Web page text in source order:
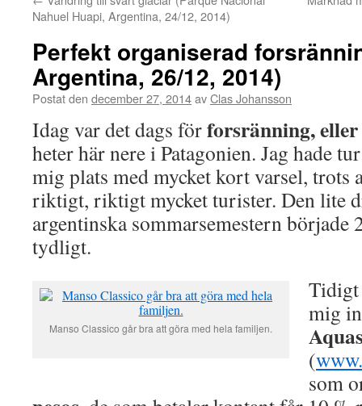
Nahuel Huapi, Argentina, 24/12, 2014)
Perfekt organiserad
Argentina, 26/12, 2014)
Postat den december 27, 2014avClas Johansson
Idag var det dags förforsränning,
heter här nere i Patagonien. Jag hade
mig plats med mycket kort varsel, trots
riktigt, riktigt mycket turister. Den lite
argentinska sommarsemestern började
tydligt.
Manso Classico går bra att göra med hela familjen.
Tidigt
mig
(
som